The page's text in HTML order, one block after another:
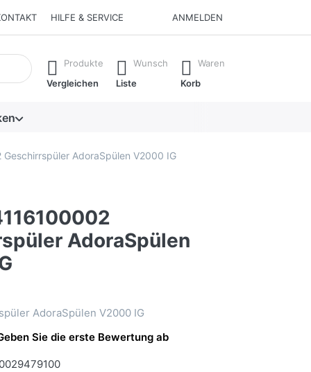
HILFE & SERVICE ANMELDEN
erste Ergebnisse. Drücken Sie die Eingabetaste, um alle
Produkte
Vergleichen
Wunsch
Liste
Waren
Korb
AdoraSpülen V2000 IG
AdoraSpülen
AdoraSpülen V2000 IG
Sie die erste Bewertung ab